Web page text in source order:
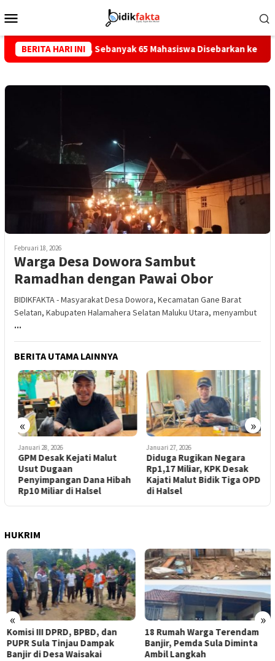
ke
Mobile
BERITA HARI INI
2026, Sebanyak 65 Mahasiswa Disebarkan ke Sula dan Taliabu
Februari 18, 2026
Warga Desa Dowora Sambut
Ramadhan dengan Pawai Obor
BIDIKFAKTA - Masyarakat Desa Dowora, Kecamatan Gane Barat
Selatan, Kabupaten Halamahera Selatan Maluku Utara, menyambut
...
BERITA UTAMA LAINNYA
« »
Januari 28, 2026
GPM Desak Kejati Malut
Usut Dugaan
Penyimpangan Dana Hibah
Rp10 Miliar di Halsel
Januari 27, 2026
Diduga Rugikan Negara
Rp1,17 Miliar, KPK Desak
Kajati Malut Bidik Tiga OPD
di Halsel
HUKRIM
« »
Komisi III DPRD, BPBD, dan
PUPR Sula Tinjau Dampak
Banjir di Desa Waisakai
18 Rumah Warga Terendam
Banjir, Pemda Sula Diminta
Ambil Langkah